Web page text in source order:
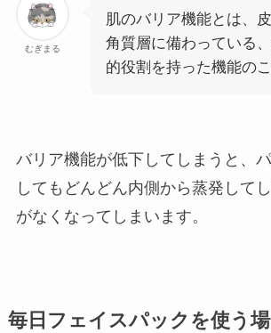
むぎまる
肌のバリア機能とは、
角質層に備わっている
的役割を持った機能のこ
バリア機能が低下してしまうと、
してもどんどん内側から蒸発して
がなくなってしまいます。
毎日フェイスパックを使う